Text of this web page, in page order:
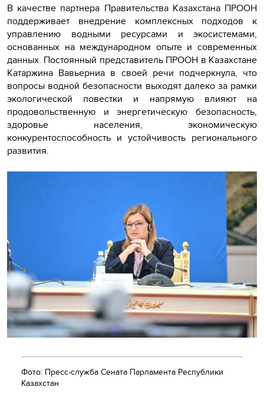
В качестве партнера Правительства Казахстана ПРООН
поддерживает внедрение комплексных подходов к
управлению водными ресурсами и экосистемами,
основанных на международном опыте и современных
данных. Постоянный представитель ПРООН в Казахстане
Катаржина Вавьерниа в своей речи подчеркнула, что
вопросы водной безопасности выходят далеко за рамки
экологической повестки и напрямую влияют на
продовольственную и энергетическую безопасность,
здоровье населения, экономическую
конкурентоспособность и устойчивость регионального
развития.
Фото: Пресс-служба Сената Парламента Республики
Казахстан